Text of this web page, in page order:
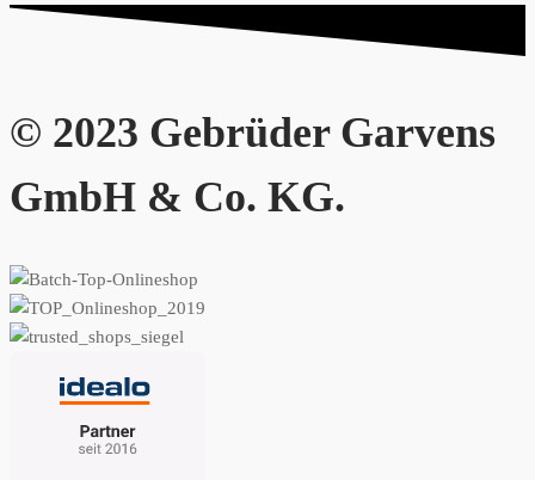
© 2023 Gebrüder Garvens
GmbH & Co. KG.